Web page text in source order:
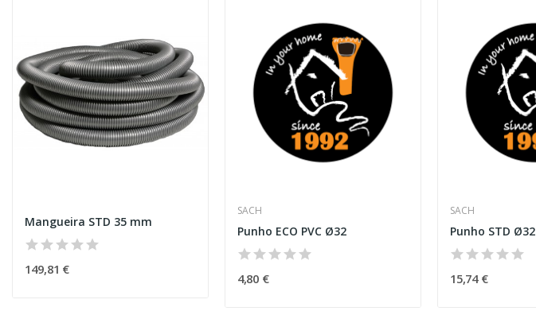
Mangueira STD 35 mm
149,81 €
SACH
Punho ECO PVC Ø32
4,80 €
SACH
Punho STD Ø32
15,74 €